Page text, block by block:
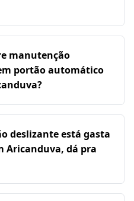
manutenção
portão automático
deslizante está gasta
Aricanduva, dá pra